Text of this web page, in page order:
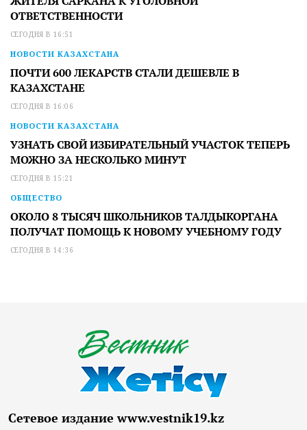
ОТВЕТСТВЕННОСТИ
СЕГОДНЯ В 16:51
НОВОСТИ КАЗАХСТАНА
ПОЧТИ 600 ЛЕКАРСТВ СТАЛИ ДЕШЕВЛЕ В
КАЗАХСТАНЕ
СЕГОДНЯ В 16:06
НОВОСТИ КАЗАХСТАНА
УЗНАТЬ СВОЙ ИЗБИРАТЕЛЬНЫЙ УЧАСТОК ТЕПЕРЬ
МОЖНО ЗА НЕСКОЛЬКО МИНУТ
СЕГОДНЯ В 15:21
ОБЩЕСТВО
ОКОЛО 8 ТЫСЯЧ ШКОЛЬНИКОВ ТАЛДЫКОРГАНА
ПОЛУЧАТ ПОМОЩЬ К НОВОМУ УЧЕБНОМУ ГОДУ
СЕГОДНЯ В 14:36
Сетевое издание www.vestnik19.kz